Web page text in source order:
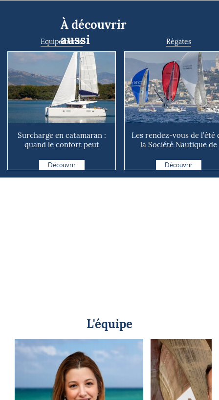
À découvrir
aussi
Equipements
Surcharge en catamaran :
quand le confort peut
Découvrir
Régates
Les rendez-vous de l’été
la Société Nautique de
Découvrir
L'équipe